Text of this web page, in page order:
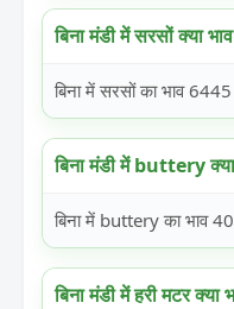
बिना मंडी में सरसों क्या
बिना में सरसों का भाव
बिना मंडी में buttery
बिना में buttery का भाव
बिना मंडी में हरी मटर क्या